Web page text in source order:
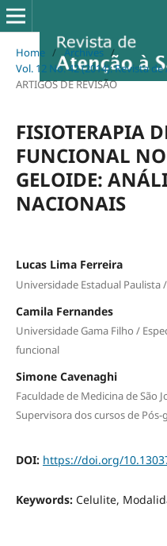
Home / Archives /
Vol. 12 No. 42 (2014): Revista
ARTIGOS DE REVISÃO
FISIOTERAPIA
FUNCIONAL
GELOIDE:
NACIONAIS
Lucas Lima Ferreira
Universidade Estadual
Camila Fernandes
Universidade Gama Filho /
funcional
Simone Cavenaghi
Faculdade de Medicina de São
Supervisora dos cursos de Pós-
DOI: https://doi.org/
Keywords: Celulite,